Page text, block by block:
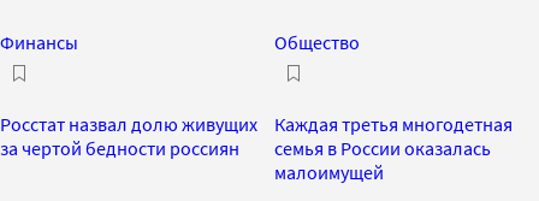
Финансы
Росстат назвал долю живущих
за чертой бедности россиян
Общество
Каждая третья многодетная
семья в России оказалась
малоимущей